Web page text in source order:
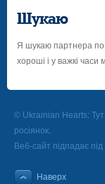
Шукаю
Я шукаю партнера по
хороші і у важкі часи
© Ukrainian Hearts: Тут
росіянок.
Веб-сайт підпадає
Наверх